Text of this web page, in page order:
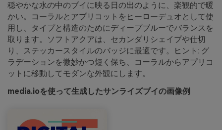
穏やかな水の中のブイに映る日の出のように、楽観的で暖
かい。コーラルとアプリコットをヒーローデュオとして使
用し、タイプと構造のためにディープブルーでバランスを
取ります。ソフトアクアは、セカンダリシェイプや仕切
り、ステッカースタイルのバッジに最適です。ヒント: グ
ラデーションを微妙かつ短く保ち、コーラルからアプリコ
ットに移動してモダンな外観にします。
media.ioを使って生成したサンライズブイの画像例